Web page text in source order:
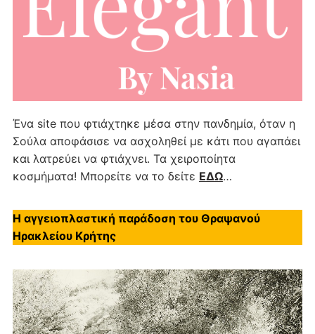
Ένα site που φτιάχτηκε μέσα στην πανδημία, όταν η
Σούλα αποφάσισε να ασχοληθεί με κάτι που αγαπάει
και λατρεύει να φτιάχνει. Τα χειροποίητα
κοσμήματα! Μπορείτε να το δείτε ΕΔΩ…
Η αγγειοπλαστική παράδοση του Θραψανού
Ηρακλείου Κρήτης